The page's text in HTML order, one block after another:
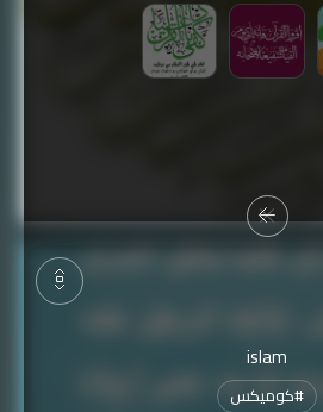
islam
#كوميكس